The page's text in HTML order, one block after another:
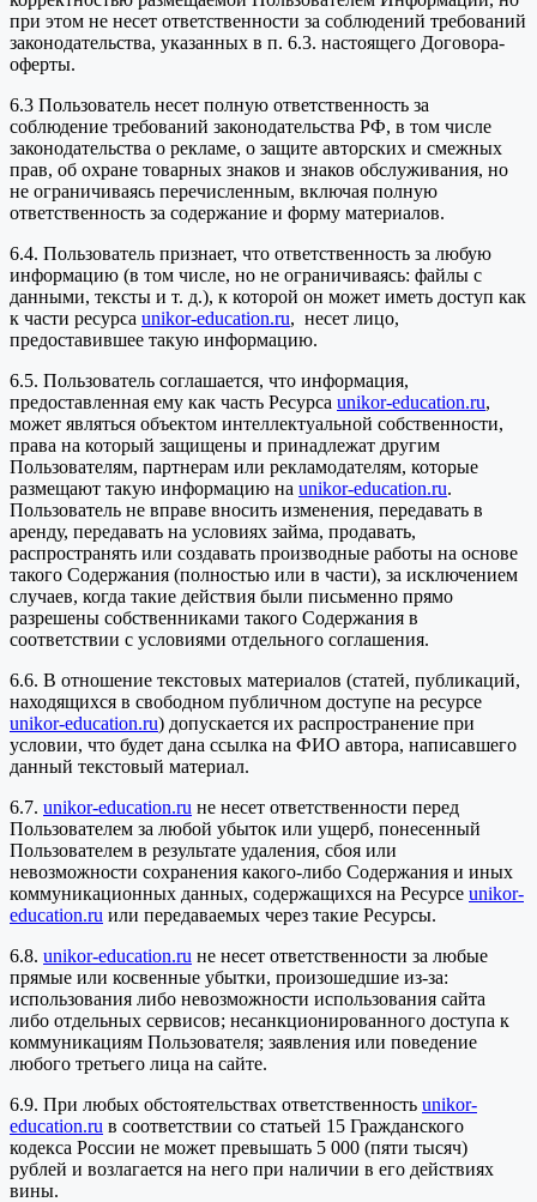
при этом не несет ответственности за соблюдений требований
законодательства, указанных в п. 6.3. настоящего Договора-
оферты.
6.3 Пользователь несет полную ответственность за
соблюдение требований законодательства РФ, в том числе
законодательства о рекламе, о защите авторских и смежных
прав, об охране товарных знаков и знаков обслуживания, но
не ограничиваясь перечисленным, включая полную
ответственность за содержание и форму материалов.
6.4. Пользователь признает, что ответственность за любую
информацию (в том числе, но не ограничиваясь: файлы с
данными, тексты и т. д.), к которой он может иметь доступ как
к части ресурса unikor-education.ru, несет лицо,
предоставившее такую информацию.
6.5. Пользователь соглашается, что информация,
предоставленная ему как часть Ресурса unikor-education.ru,
может являться объектом интеллектуальной собственности,
права на который защищены и принадлежат другим
Пользователям, партнерам или рекламодателям, которые
размещают такую информацию на unikor-education.ru.
Пользователь не вправе вносить изменения, передавать в
аренду, передавать на условиях займа, продавать,
распространять или создавать производные работы на основе
такого Содержания (полностью или в части), за исключением
случаев, когда такие действия были письменно прямо
разрешены собственниками такого Содержания в
соответствии с условиями отдельного соглашения.
6.6. В отношение текстовых материалов (статей, публикаций,
находящихся в свободном публичном доступе на ресурсе
unikor-education.ru) допускается их распространение при
условии, что будет дана ссылка на ФИО автора, написавшего
данный текстовый материал.
6.7. unikor-education.ru не несет ответственности перед
Пользователем за любой убыток или ущерб, понесенный
Пользователем в результате удаления, сбоя или
невозможности сохранения какого-либо Содержания и иных
коммуникационных данных, содержащихся на Ресурсе unikor-
education.ru или передаваемых через такие Ресурсы.
6.8. unikor-education.ru не несет ответственности за любые
прямые или косвенные убытки, произошедшие из-за:
использования либо невозможности использования сайта
либо отдельных сервисов; несанкционированного доступа к
коммуникациям Пользователя; заявления или поведение
любого третьего лица на сайте.
6.9. При любых обстоятельствах ответственность unikor-
education.ru в соответствии со статьей 15 Гражданского
кодекса России не может превышать 5 000 (пяти тысяч)
рублей и возлагается на него при наличии в его действиях
вины.